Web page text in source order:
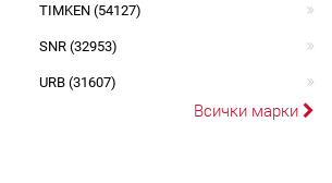
TIMKEN (54127)
SNR (32953)
URB (31607)
Всички марки